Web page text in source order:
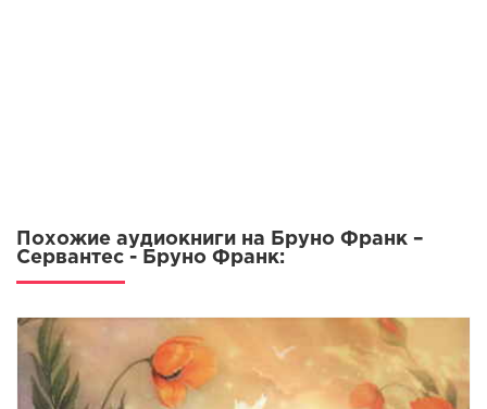
18
19
20
21
22
Похожие аудиокниги на Бруно Франк –
Сервантес - Бруно Франк: